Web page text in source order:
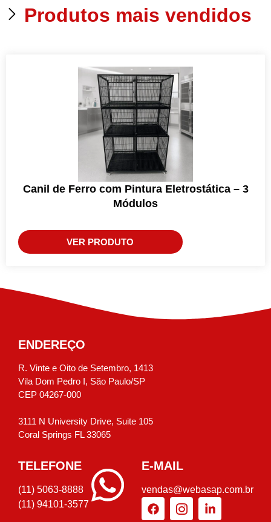
Produtos mais vendidos
Canil de Ferro com Pintura Eletrostática – 3
Módulos
VER PRODUTO
ENDEREÇO
R. Vinte e Oito de Setembro, 1413
Vila Dom Pedro I, São Paulo/SP
CEP 04267-000
3111 N University Drive, Suite 105
Coral Springs FL 33065
TELEFONE
(11) 5063-8888
(11) 94101-3577
E-MAIL
vendas@webasap.com.br